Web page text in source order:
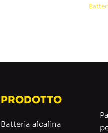
PRODOTTO
Batteria alcalina